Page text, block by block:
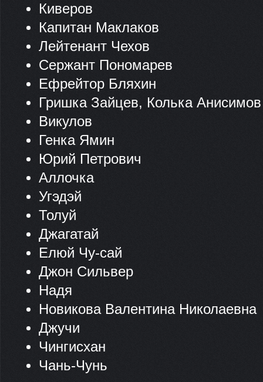
Киверов
Капитан Маклаков
Лейтенант Чехов
Сержант Пономарев
Ефрейтор Бляхин
Гришка Зайцев, Колька Анисимов
Викулов
Генка Ямин
Юрий Петрович
Аллочка
Угэдэй
Толуй
Джагатай
Елюй Чу-сай
Джон Сильвер
Надя
Новикова Валентина Николаевна
Джучи
Чингисхан
Чань-Чунь